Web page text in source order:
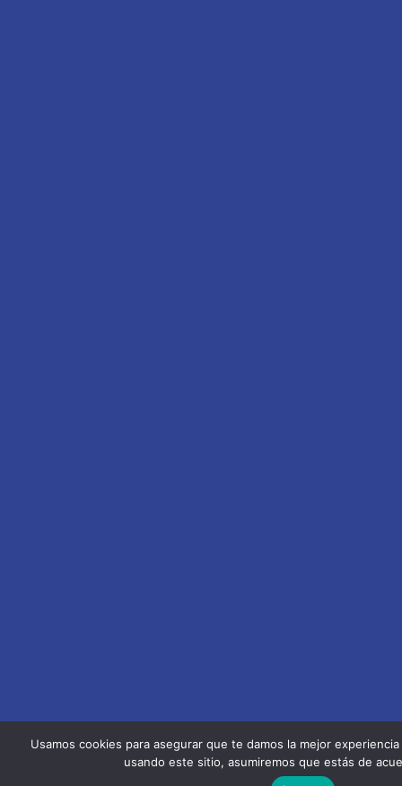
Usamos cookies para asegurar que te damos la mejor
usando este sitio, asumiremos que estás de